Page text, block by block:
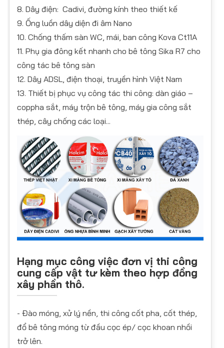
8. Dây điện: Cadivi, đường kính theo thiết kế
9. Ống luồn dây diện đi âm Nano
10. Chống thấm sàn WC, mái, ban công Kova Ct11A
11. Phụ gia đông kết nhanh cho bê tông Sika R7 cho
công tác bê tông sàn
12. Dây ADSL, điện thoại, truyền hình Việt Nam
13. Thiết bị phục vụ công tác thi công: dàn giáo –
coppha sắt, máy trộn bê tông, máy gia công sắt
thép, cây chống các loại...
Hạng mục công việc đơn vị thi công
cung cấp vật tư kèm theo hợp đồng
xây phần thô.
- Đào móng, xử lý nền, thi công cốt pha, cốt thép,
đổ bê tông móng từ đầu cọc ép/ cọc khoan nhồi
trở lên.